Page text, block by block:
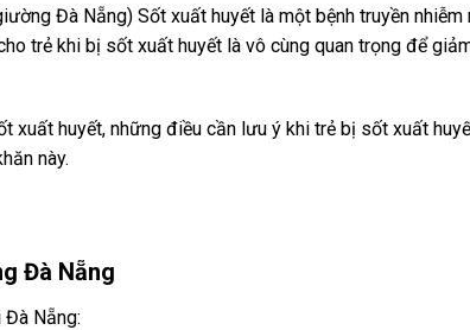
Đà Nẵng) Sốt xuất huyết là một bệnh truyền
trẻ khi bị sốt xuất huyết là vô cùng quan trọng để
xuất huyết, những điều cần lưu ý khi trẻ bị sốt xuất
này.
Đà Nẵng
Đà Nẵng: